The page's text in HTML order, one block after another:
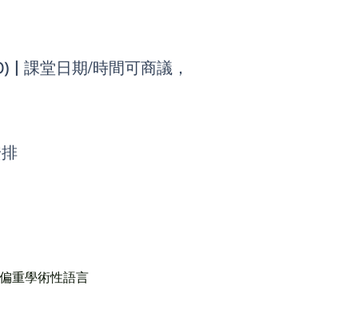
| 課堂日期/時間可商議，
重學術性語言